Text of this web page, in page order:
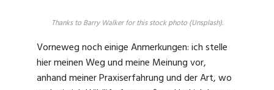
Thanks to Barry Walker for this stock photo (Unsplash).
Vorneweg noch einige Anmerkungen: ich stelle
hier meinen Weg und meine Meinung vor,
anhand meiner Praxiserfahrung und der Art, wo